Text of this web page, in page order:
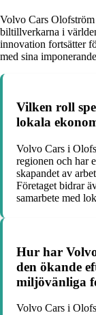
Volvo Cars Olofström
biltillverkarna i
innovation fortsätter
med sina
Vilken roll
lokala
Volvo Cars i
regionen och har
skapandet av
Företaget bidrar
samarbete med
Hur har
den ökande
miljövänliga
Volvo Cars i